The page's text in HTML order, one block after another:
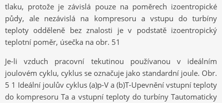
tlaku, protože je závislá pouze na poměrech izoentropické
půdy, ale nezávislá na kompresoru a vstupu do turbíny
teploty odděleně bez znalosti je v podstatě izoentropický
teplotní poměr, úsečka na obr. 51
Je-li vzduch pracovní tekutinou používanou v ideálním
joulovém cyklu, cyklus se označuje jako standardní joule. Obr.
5 1 Ideální joulův cyklus (a)p-V a (b)T-Upevnění vstupní teploty
do kompresoru Ta a vstupní teploty do turbíny Tautomaticky